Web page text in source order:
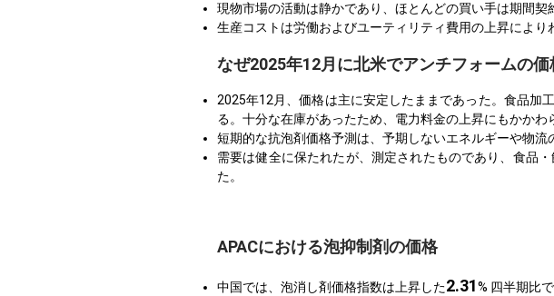
現物市場の活動は静かであり、ほとんどの買い手は期間契
生産コストは労働およびユーティリティ費用の上昇によ
なぜ2025年12月に北米でアンチフォームの
2025年12月、価格は主に安定したままであった。食品加
る。十分な在庫があったため、電力料金の上昇にもかかわ
短期的な抗泡剤価格予測は、予期しないエネルギーや物
需要は健全に保たれたが、測定されたものであり、食品
た。
APACにおける泡抑制剤の価格
中国では、泡消し剤価格指数は上昇した2.31% 四半期比